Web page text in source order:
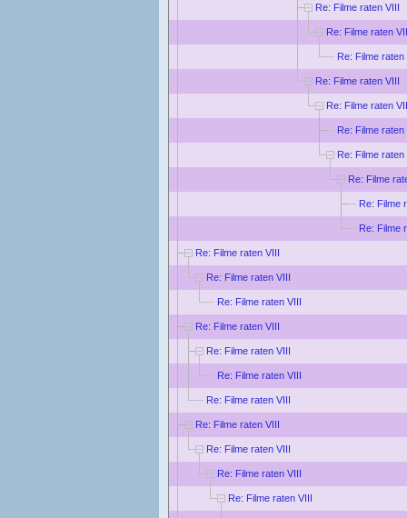
Re: Filme raten VIII
Re: Filme raten
Re: Filme raten
Re: Filme raten VIII
Re: Filme raten
Re: Filme raten
Re: Filme raten
Re: Filme
Re: Filme
Re: Filme
Re: Filme raten VIII
Re: Filme raten VIII
Re: Filme raten VIII
Re: Filme raten VIII
Re: Filme raten VIII
Re: Filme raten VIII
Re: Filme raten VIII
Re: Filme raten VIII
Re: Filme raten VIII
Re: Filme raten VIII
Re: Filme raten VIII